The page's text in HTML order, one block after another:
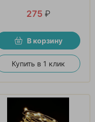
275 ₽
В корзину
Купить в 1 клик